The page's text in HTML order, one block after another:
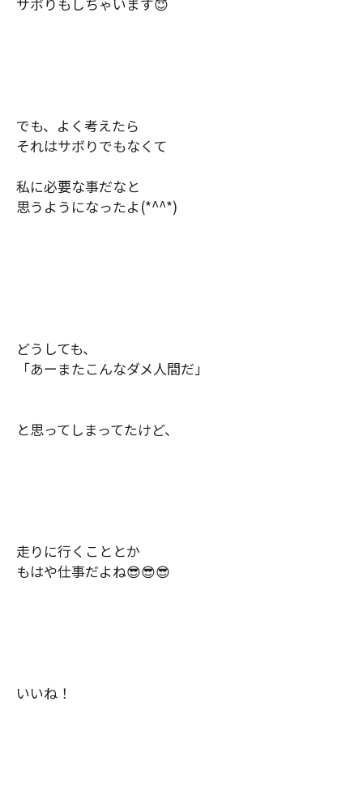
でも、よく考えたら
それはサボりでもなくて
私に必要な事だなと
思うようになったよ(*^^*)
どうしても、
「あーまたこんなダメ人間だ」
と思ってしまってたけど、
走りに行くこととか
もはや仕事だよね😎😎😎
いいね！